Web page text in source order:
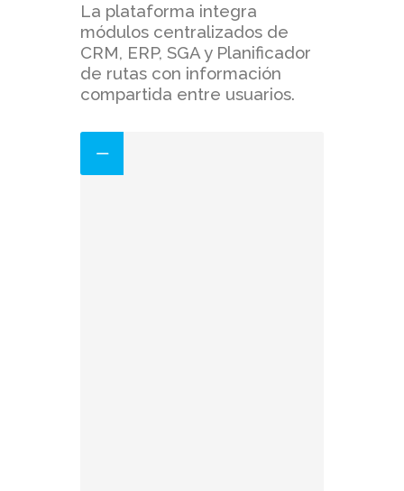
La plataforma integra
módulos centralizados de
CRM, ERP, SGA y Planificador
de rutas con información
compartida entre usuarios.